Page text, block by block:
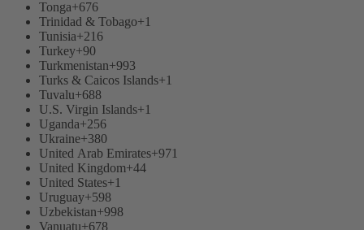
Tonga+676
Trinidad & Tobago+1
Tunisia+216
Turkey+90
Turkmenistan+993
Turks & Caicos Islands+1
Tuvalu+688
U.S. Virgin Islands+1
Uganda+256
Ukraine+380
United Arab Emirates+971
United Kingdom+44
United States+1
Uruguay+598
Uzbekistan+998
Vanuatu+678